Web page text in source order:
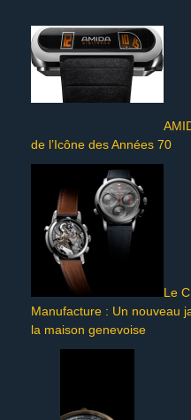
de l’Icône des Années 70
Le
Manufacture : Un nouveau
la maison genevoise